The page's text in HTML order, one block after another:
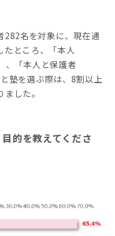
282名を対象に、現在通
たところ、「本人
、「本人と保護者
塾を選ぶ際は、8割以上
した。
的を教えてくださ